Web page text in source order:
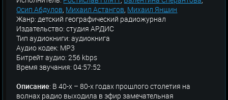
Осип Абдулов, Михаил Астангов, Михаил Яншин
Жанр: детский географический радиожурнал
Издательство: студия АРДИС
Тип аудиокниги: аудиокнига
Аудио кодек: MP3
Битрейт аудио: 256 kbps
Время звучания: 04:57:52
Описание: В 40-х – 80-х годах прошлого столетия на
волнах радио выходила в эфир замечательная